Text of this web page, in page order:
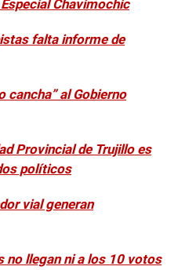
Chavimochic
falta informe de
cancha” al Gobierno
Provincial de Trujillo es
políticos
vial generan
no llegan ni a los 10 votos